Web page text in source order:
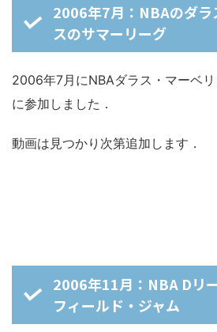
2006年7月：NBAのダラ
スのサマーリーグ
2006年7月にNBAダラス・マーベ
に参加しました．
動画は見つかり次第追加します．
2006年11月：NBA Dリ
フィールド・ジャム